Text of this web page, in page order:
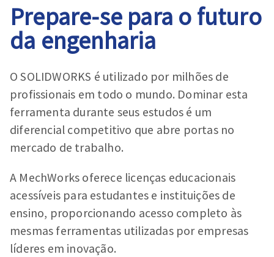
Prepare-se para o futuro
da engenharia
O SOLIDWORKS é utilizado por milhões de
profissionais em todo o mundo. Dominar esta
ferramenta durante seus estudos é um
diferencial competitivo que abre portas no
mercado de trabalho.
A MechWorks oferece licenças educacionais
acessíveis para estudantes e instituições de
ensino, proporcionando acesso completo às
mesmas ferramentas utilizadas por empresas
líderes em inovação.